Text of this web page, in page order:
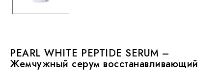
PEARL WHITE PEPTIDE SERUM –
Жемчужный серум восстанавливающий